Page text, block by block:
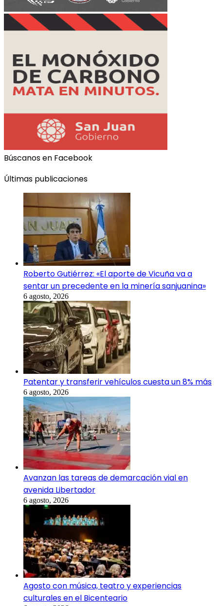
Búscanos en Facebook
Últimas publicaciones
Roberto Gutiérrez: «El aporte de Vicuña va a
sentar un precedente en la minería sanjuanina»
6 agosto, 2026
Patentar y transferir vehículos cuesta un 8% más
6 agosto, 2026
Avanzan las tareas de demarcación vial en
avenida Libertador
6 agosto, 2026
Agosto con música, teatro y experiencias
culturales en el Bicenteario